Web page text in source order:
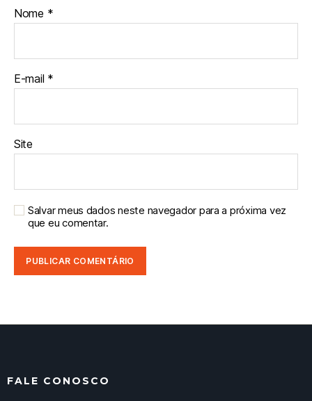
Nome *
E-mail *
Site
Salvar meus dados neste navegador para a próxima vez
que eu comentar.
FALE CONOSCO